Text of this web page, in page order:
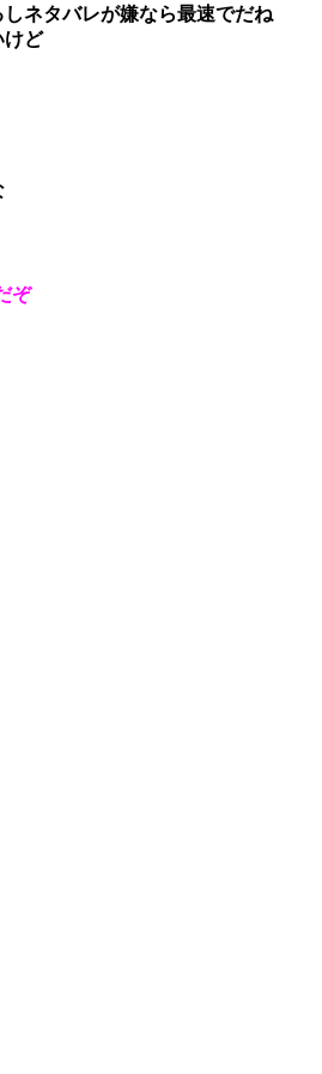
ネタバレが嫌なら最速でだね
けど
ぞ